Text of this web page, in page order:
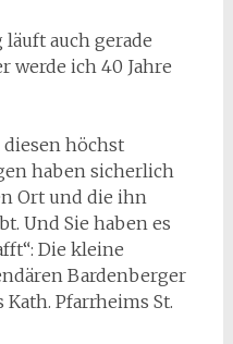
läuft auch gerade
werde ich 40 Jahre
höchst
haben sicherlich
Ort und die ihn
Und Sie haben es
Die kleine
Bardenberger
Pfarrheims St.